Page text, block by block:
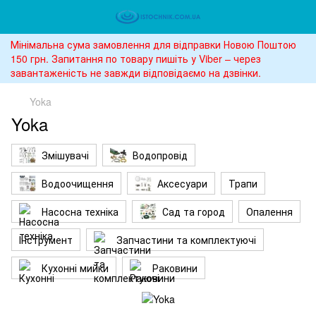
Мінімальна сума замовлення для відправки Новою Поштою
150 грн. Запитання по товару пишіть у Viber – через
завантаженість не завжди відповідаємо на дзвінки.
Yoka
Yoka
Змішувачі
Водопровід
Водоочищення
Аксесуари
Трапи
Насосна техніка
Сад та город
Опалення
Інструмент
Запчастини та комплектуючі
Кухонні мийки
Раковини